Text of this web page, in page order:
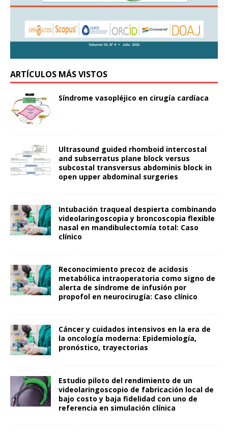
ARTÍCULOS MÁS VISTOS
Síndrome vasopléjico en cirugía cardíaca
Ultrasound guided rhomboid intercostal
and subserratus plane block versus
subcostal transversus abdominis block in
open upper abdominal surgeries
Intubación traqueal despierta combinando
videolaringoscopia y broncoscopia flexible
nasal en mandibulectomía total: Caso
clínico
Reconocimiento precoz de acidosis
metabólica intraoperatoria como signo de
alerta de síndrome de infusión por
propofol en neurocirugía: Caso clínico
Cáncer y cuidados intensivos en la era de
la oncología moderna: Epidemiología,
pronóstico, trayectorias
Estudio piloto del rendimiento de un
videolaringoscopio de fabricación local de
bajo costo y baja fidelidad con uno de
referencia en simulación clínica